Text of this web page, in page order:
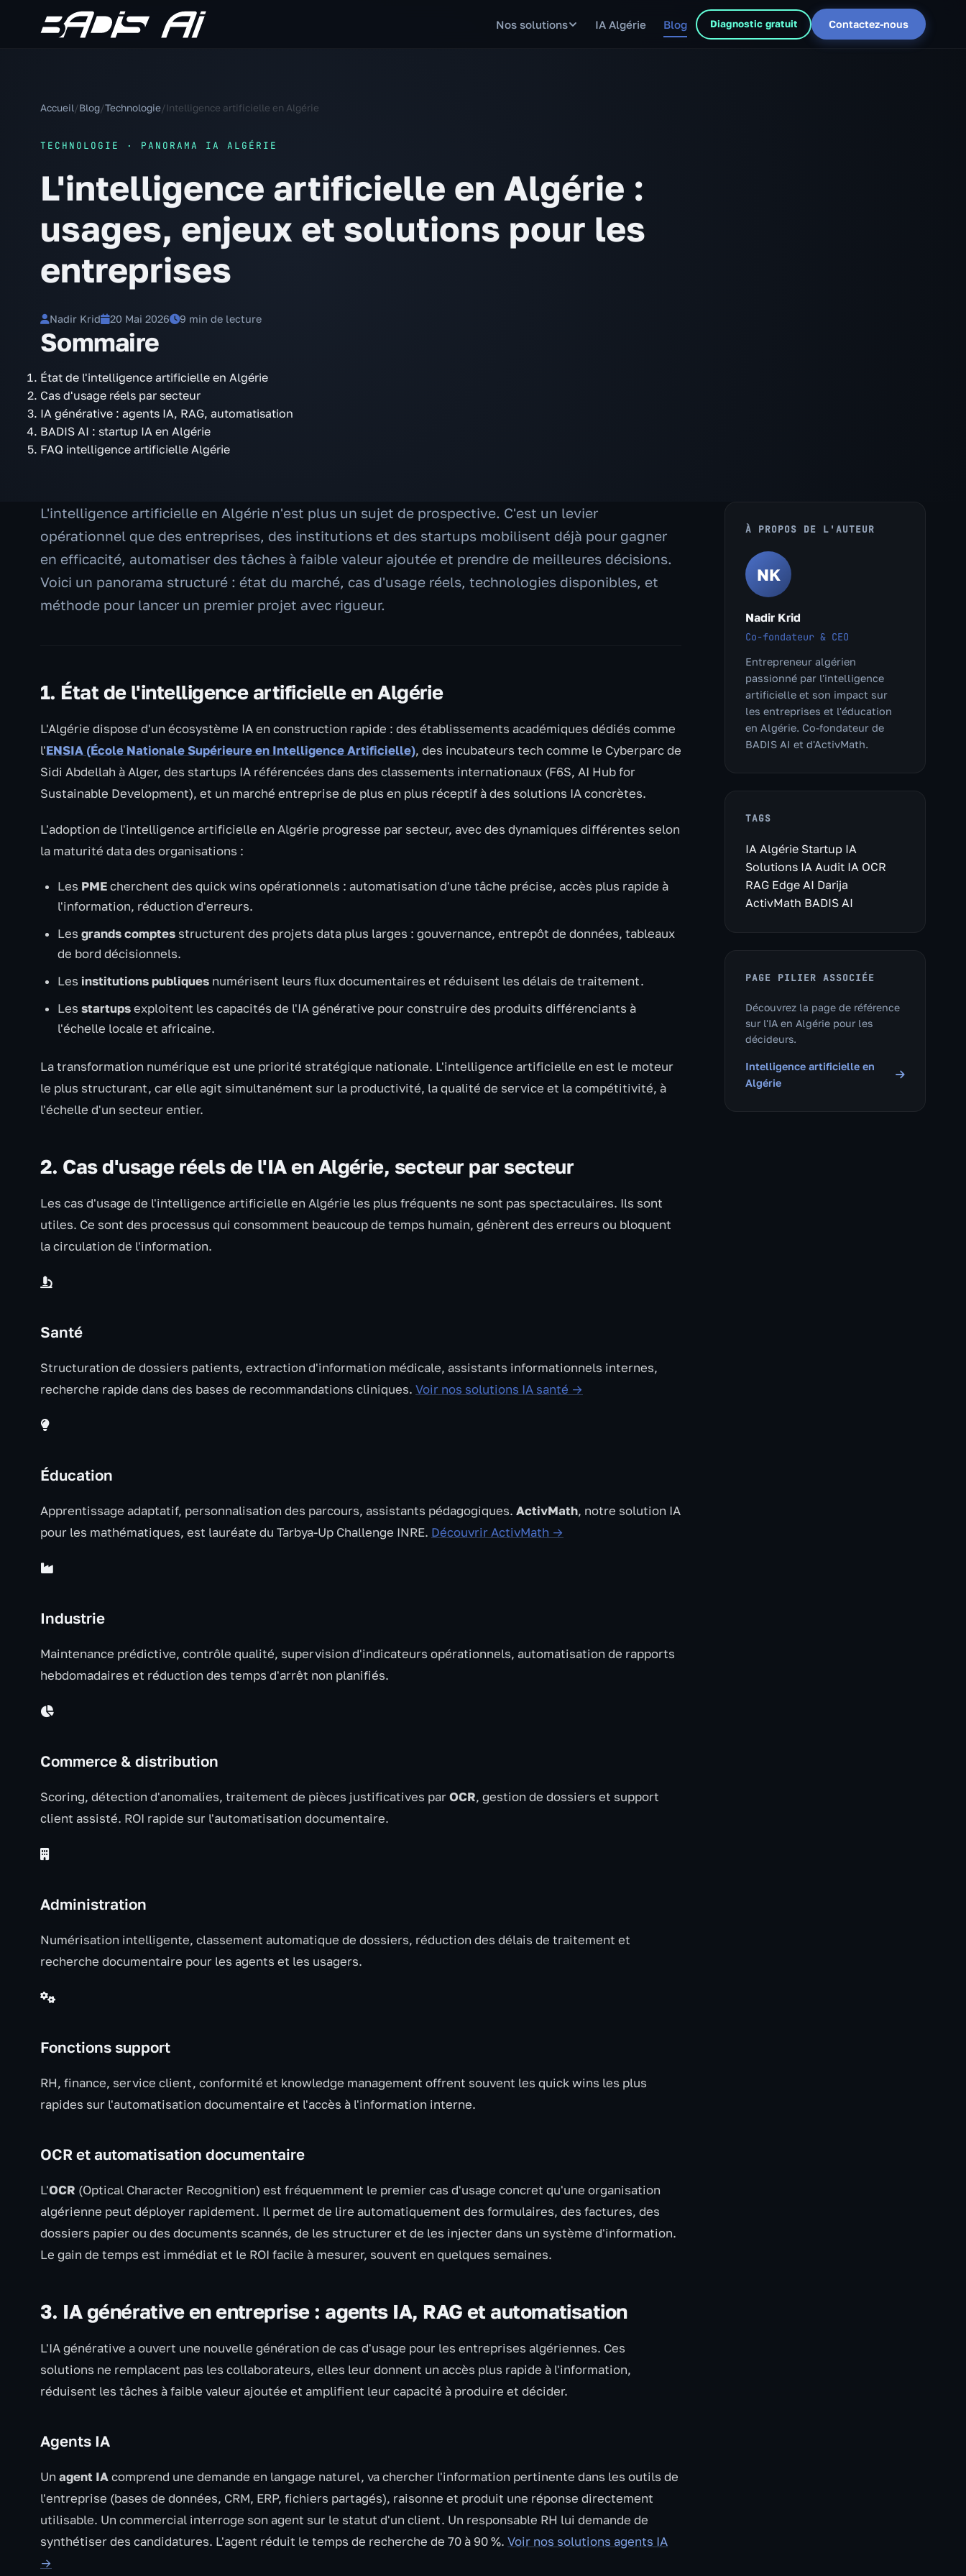
Nos solutions IA Algérie Blog Diagnostic gratuit Contactez-nous
Accueil/Blog/Technologie/Intelligence artificielle en Algérie
TECHNOLOGIE · PANORAMA IA ALGÉRIE
L'intelligence artificielle en Algérie :
usages, enjeux et solutions pour les
entreprises
Nadir Krid 20 Mai 2026 9 min de lecture
Sommaire
État de l'intelligence artificielle en Algérie
Cas d'usage réels par secteur
IA générative : agents IA, RAG, automatisation
BADIS AI : startup IA en Algérie
FAQ intelligence artificielle Algérie
L'intelligence artificielle en Algérie n'est plus un sujet de prospective. C'est un levier
opérationnel que des entreprises, des institutions et des startups mobilisent déjà pour gagner
en efficacité, automatiser des tâches à faible valeur ajoutée et prendre de meilleures décisions.
Voici un panorama structuré : état du marché, cas d'usage réels, technologies disponibles, et
méthode pour lancer un premier projet avec rigueur.
1. État de l'intelligence artificielle en Algérie
L'Algérie dispose d'un écosystème IA en construction rapide : des établissements académiques dédiés comme
l'ENSIA (École Nationale Supérieure en Intelligence Artificielle), des incubateurs tech comme le Cyberparc de
Sidi Abdellah à Alger, des startups IA référencées dans des classements internationaux (F6S, AI Hub for
Sustainable Development), et un marché entreprise de plus en plus réceptif à des solutions IA concrètes.
L'adoption de l'intelligence artificielle en Algérie progresse par secteur, avec des dynamiques différentes selon
la maturité data des organisations :
Les PME cherchent des quick wins opérationnels : automatisation d'une tâche précise, accès plus rapide à
l'information, réduction d'erreurs.
Les grands comptes structurent des projets data plus larges : gouvernance, entrepôt de données, tableaux
de bord décisionnels.
Les institutions publiques numérisent leurs flux documentaires et réduisent les délais de traitement.
Les startups exploitent les capacités de l'IA générative pour construire des produits différenciants à
l'échelle locale et africaine.
La transformation numérique est une priorité stratégique nationale. L'intelligence artificielle en est le moteur
le plus structurant, car elle agit simultanément sur la productivité, la qualité de service et la compétitivité, à
l'échelle d'un secteur entier.
2. Cas d'usage réels de l'IA en Algérie, secteur par secteur
Les cas d'usage de l'intelligence artificielle en Algérie les plus fréquents ne sont pas spectaculaires. Ils sont
utiles. Ce sont des processus qui consomment beaucoup de temps humain, génèrent des erreurs ou bloquent
la circulation de l'information.
Santé
Structuration de dossiers patients, extraction d'information médicale, assistants informationnels internes,
recherche rapide dans des bases de recommandations cliniques. Voir nos solutions IA santé →
Éducation
Apprentissage adaptatif, personnalisation des parcours, assistants pédagogiques. ActivMath, notre solution IA
pour les mathématiques, est lauréate du Tarbya-Up Challenge INRE. Découvrir ActivMath →
Industrie
Maintenance prédictive, contrôle qualité, supervision d'indicateurs opérationnels, automatisation de rapports
hebdomadaires et réduction des temps d'arrêt non planifiés.
Commerce & distribution
Scoring, détection d'anomalies, traitement de pièces justificatives par OCR, gestion de dossiers et support
client assisté. ROI rapide sur l'automatisation documentaire.
Administration
Numérisation intelligente, classement automatique de dossiers, réduction des délais de traitement et
recherche documentaire pour les agents et les usagers.
Fonctions support
RH, finance, service client, conformité et knowledge management offrent souvent les quick wins les plus
rapides sur l'automatisation documentaire et l'accès à l'information interne.
OCR et automatisation documentaire
L'OCR (Optical Character Recognition) est fréquemment le premier cas d'usage concret qu'une organisation
algérienne peut déployer rapidement. Il permet de lire automatiquement des formulaires, des factures, des
dossiers papier ou des documents scannés, de les structurer et de les injecter dans un système d'information.
Le gain de temps est immédiat et le ROI facile à mesurer, souvent en quelques semaines.
3. IA générative en entreprise : agents IA, RAG et automatisation
L'IA générative a ouvert une nouvelle génération de cas d'usage pour les entreprises algériennes. Ces
solutions ne remplacent pas les collaborateurs, elles leur donnent un accès plus rapide à l'information,
réduisent les tâches à faible valeur ajoutée et amplifient leur capacité à produire et décider.
Agents IA
Un agent IA comprend une demande en langage naturel, va chercher l'information pertinente dans les outils de
l'entreprise (bases de données, CRM, ERP, fichiers partagés), raisonne et produit une réponse directement
utilisable. Un commercial interroge son agent sur le statut d'un client. Un responsable RH lui demande de
synthétiser des candidatures. L'agent réduit le temps de recherche de 70 à 90 %. Voir nos solutions agents IA
→
À PROPOS DE L'AUTEUR
NK
Nadir Krid
Co-fondateur & CEO
Entrepreneur algérien
passionné par l'intelligence
artificielle et son impact sur
les entreprises et l'éducation
en Algérie. Co-fondateur de
BADIS AI et d'ActivMath.
TAGS
IA Algérie Startup IA
Solutions IA Audit IA OCR
RAG Edge AI Darija
ActivMath BADIS AI
PAGE PILIER ASSOCIÉE
Découvrez la page de référence
sur l'IA en Algérie pour les
décideurs.
Intelligence artificielle en
Algérie